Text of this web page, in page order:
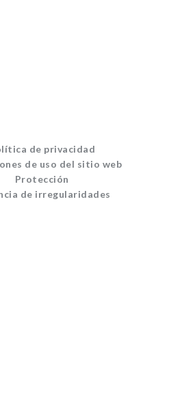
de privacidad
de uso del sitio web
Protección
de irregularidades